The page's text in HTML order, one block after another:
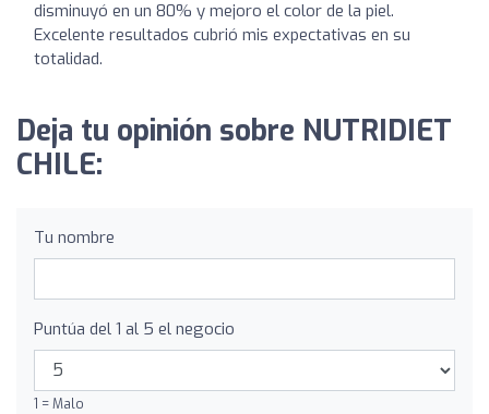
disminuyó en un 80% y mejoro el color de la piel.
Excelente resultados cubrió mis expectativas en su
totalidad.
Deja tu opinión sobre NUTRIDIET
CHILE:
Tu nombre
Puntúa del 1 al 5 el negocio
1 = Malo